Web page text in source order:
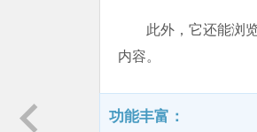
此外，它还能浏
内容。
功能丰富：